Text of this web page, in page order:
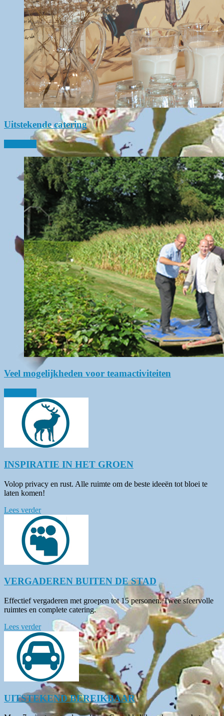
Uitstekende catering
Veel mogelijkheden voor teamactiviteiten
INSPIRATIE IN HET GROEN
Volop privacy en rust. Alle ruimte om de beste ideeën tot bloei te
laten komen!
Lees verder
VERGADEREN BUITEN DE STAD
Effectief vergaderen met groepen tot 15 personen. Twee sfeervolle
ruimtes en complete catering.
Lees verder
UITSTEKEND BEREIKBAAR